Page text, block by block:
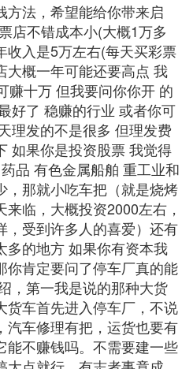
方法，希望能给你带来启
店不错成本小(大概1万多
收入是5万左右(每天买彩票
大概一年可能还要高点 我
赚十万 但我要问你你开 的
好了 稳赚的行业 或者你可
理发的不是很多 但理发费
如果你是投资股票 我觉得
品 有色金属船舶 重工业和
，那就小吃车把（就是烧烤
临，大概投资2000左右，
，受到许多人的喜爱）还有
多的地方 如果你有资本我
你肯定要问了停车厂真的能
，第一我是说的那种大货
货车首先进入停车厂，不说
汽车修理有把，运货也要有
能不赚钱吗。不需要建一些